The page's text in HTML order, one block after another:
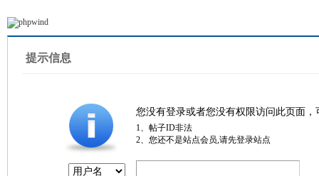
提示信息
您没有登录或者您没有权限访问此页面
1、帖子ID非法
2、您还不是站点会员,请先登录站点